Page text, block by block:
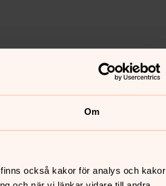
Om
också kakor för analys och kakor